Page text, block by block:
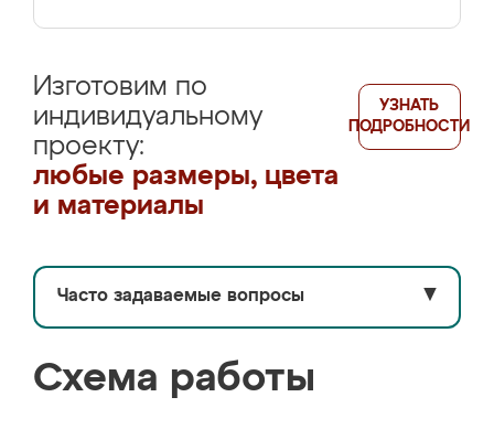
Изготовим по
индивидуальному
проекту:
любые размеры, цвета
и материалы
УЗНАТЬ
ПОДРОБНОСТИ
Часто задаваемые вопросы ▼
Схема работы